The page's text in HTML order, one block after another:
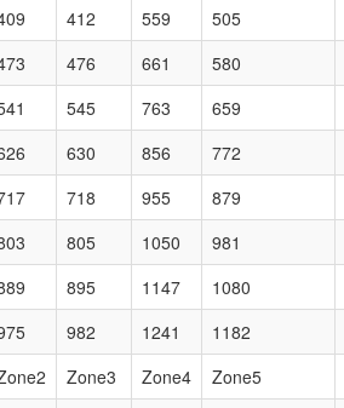
412 559 505
476 661 580
545 763 659
630 856 772
718 955 879
805 1050 981
895 1147 1080
982 1241 1182
Zone3 Zone4 Zone5